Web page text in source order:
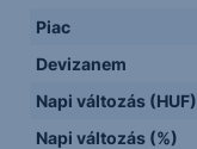
Piac
Devizanem
Napi változás (HUF)
Napi változás (%)